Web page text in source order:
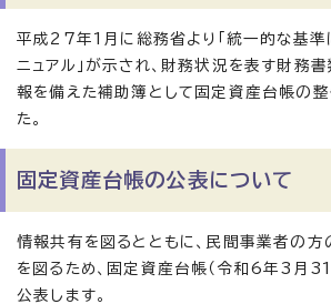
平成27年1月に総務省より「統一的な基準
ニュアル」が示され、財務状況を表す財務
報を備えた補助簿として固定資産台帳の
た。
固定資産台帳の公表について
情報共有を図るとともに、民間事業者の
を図るため、固定資産台帳（令和6年3月31
公表します。